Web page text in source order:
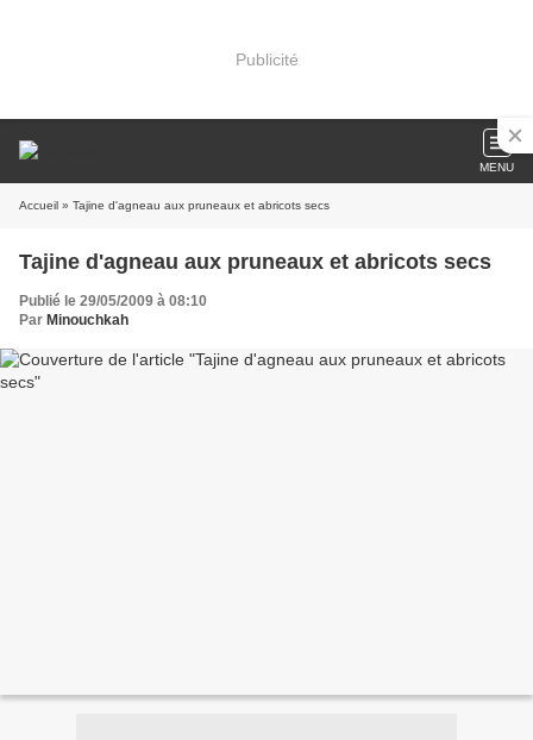
Publicité
MENU
Accueil » Tajine d'agneau aux pruneaux et abricots secs
Tajine d'agneau aux pruneaux et abricots secs
Publié le 29/05/2009 à 08:10
Par Minouchkah